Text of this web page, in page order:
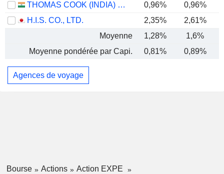
THOMAS COOK (INDIA) LIMITED
0,96% 0,96%
H.I.S. CO., LTD.
2,35% 2,61%
Moyenne
1,28% 1,6%
Moyenne pondérée par Capi.
0,81% 0,89%
Agences de voyage
Bourse Actions
Action EXPE